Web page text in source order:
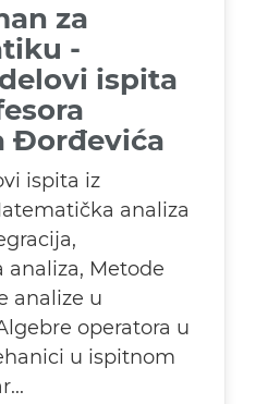
za
-
ispita
Đorđevića
ispita iz
analiza
analiza, Metode
analize u
operatora u
u ispitnom